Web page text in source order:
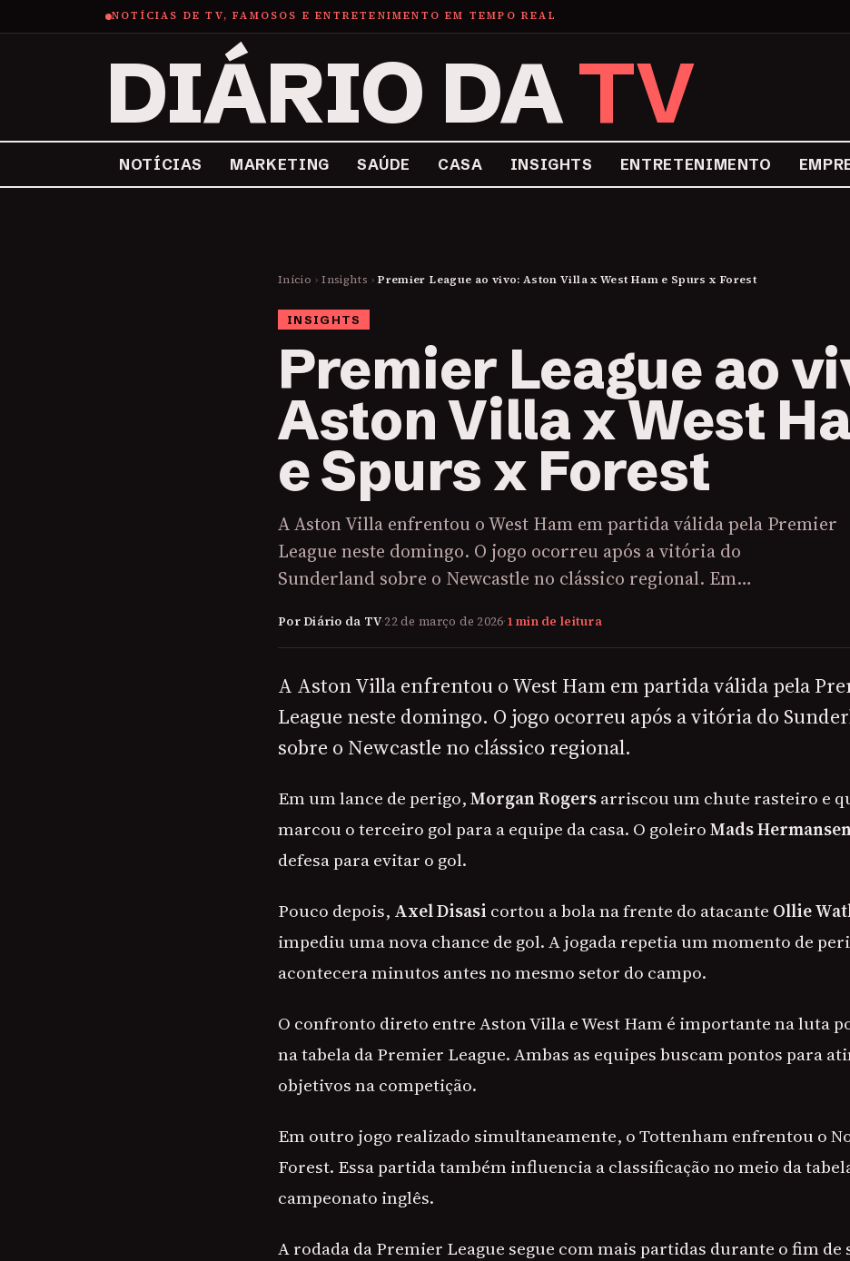
NOTÍCIAS DE TV, FAMOSOS E ENTRETENIMENTO EM TEMPO REAL
DIÁRIO DATV
NOTÍCIAS MARKETING SAÚDE CASA INSIGHTS ENTRETENIMENTO
Início › Insights › Premier League ao vivo: Aston Villa x West Ham e Spurs x Forest
INSIGHTS
Premier League ao
Aston Villa x West
e Spurs x Forest
A Aston Villa enfrentou o West Ham em partida válida pela Premier
League neste domingo. O jogo ocorreu após a vitória do
Sunderland sobre o Newcastle no clássico regional. Em…
Por Diário da TV·22 de março de 2026·1 min de leitura
A Aston Villa enfrentou o West Ham em partida válida pela
League neste domingo. O jogo ocorreu após a vitória do
sobre o Newcastle no clássico regional.
Em um lance de perigo,Morgan Rogersarriscou um chute rasteiro e
marcou o terceiro gol para a equipe da casa. O goleiroMads
defesa para evitar o gol.
Pouco depois, Axel Disasicortou a bola na frente do atacante Ollie
impediu uma nova chance de gol. A jogada repetia um momento de
acontecera minutos antes no mesmo setor do campo.
O confronto direto entre Aston Villa e West Ham é importante na luta
na tabela da Premier League. Ambas as equipes buscam pontos para
objetivos na competição.
Em outro jogo realizado simultaneamente, o Tottenham enfrentou o
Forest. Essa partida também influencia a classificação no meio da
campeonato inglês.
A rodada da Premier League segue com mais partidas durante o fim de